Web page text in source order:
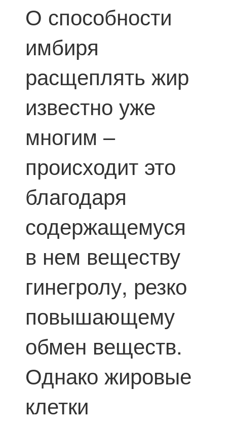
О способности
имбиря
расщеплять жир
известно уже
многим –
происходит это
благодаря
содержащемуся
в нем веществу
гинегролу, резко
повышающему
обмен веществ.
Однако жировые
клетки